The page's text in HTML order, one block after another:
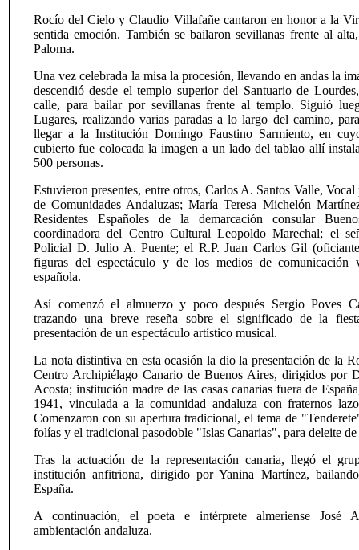
Rocío del Cielo y Claudio Villafañe cantaron en honor a la
sentida emoción. También se bailaron sevillanas frente al
Paloma.
Una vez celebrada la misa la procesión, llevando en andas la
descendió desde el templo superior del Santuario de
calle, para bailar por sevillanas frente al templo. Siguió
Lugares, realizando varias paradas a lo largo del camino,
llegar a la Institución Domingo Faustino Sarmiento, en
cubierto fue colocada la imagen a un lado del tablao allí
500 personas.
Estuvieron presentes, entre otros, Carlos A. Santos Valle,
de Comunidades Andaluzas; María Teresa Michelón
Residentes Españoles de la demarcación consular
coordinadora del Centro Cultural Leopoldo Marechal; el
Policial D. Julio A. Puente; el R.P. Juan Carlos Gil
figuras del espectáculo y de los medios de comunicación
española.
Así comenzó el almuerzo y poco después Sergio Poves
trazando una breve reseña sobre el significado de la
presentación de un espectáculo artístico musical.
La nota distintiva en esta ocasión la dio la presentación de la
Centro Archipiélago Canario de Buenos Aires, dirigidos por
Acosta; institución madre de las casas canarias fuera de
1941, vinculada a la comunidad andaluza con fraternos
Comenzaron con su apertura tradicional, el tema de
folías y el tradicional pasodoble "Islas Canarias", para deleite de
Tras la actuación de la representación canaria, llegó el
institución anfitriona, dirigido por Yanina Martínez,
España.
A continuación, el poeta e intérprete almeriense José
ambientación andaluza.